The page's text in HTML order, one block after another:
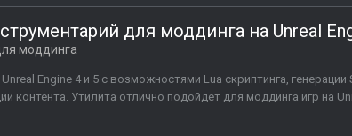
для моддинга на Unreal
моддинга
Engine 4 и 5 с возможностями Lua скриптинга,
контента. Утилита отлично подойдет для моддинга игр на